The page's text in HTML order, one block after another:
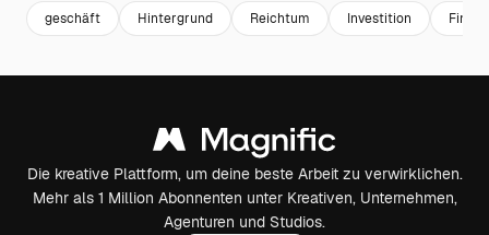
geschäft Hintergrund Reichtum Investition
Die kreative Plattform, um deine beste Arbeit zu verwirklichen.
Mehr als 1 Million Abonnenten unter Kreativen, Unternehmen,
Agenturen und Studios.